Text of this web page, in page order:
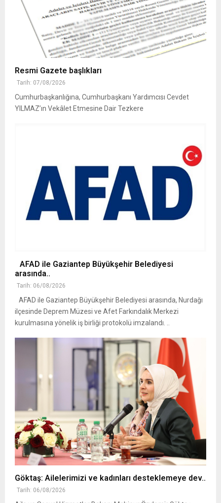
Resmi Gazete başlıkları
Tarih: 07/08/2026
Cumhurbaşkanlığına, Cumhurbaşkanı Yardımcısı Cevdet
YILMAZ’ın Vekâlet Etmesine Dair Tezkere
AFAD ile Gaziantep Büyükşehir Belediyesi
arasında..
Tarih: 06/08/2026
AFAD ile Gaziantep Büyükşehir Belediyesi arasında, Nurdağı
ilçesinde Deprem Müzesi ve Afet Farkındalık Merkezi
kurulmasına yönelik iş birliği protokolü imzalandı. ..
Göktaş: Ailelerimizi ve kadınları desteklemeye dev..
Tarih: 06/08/2026